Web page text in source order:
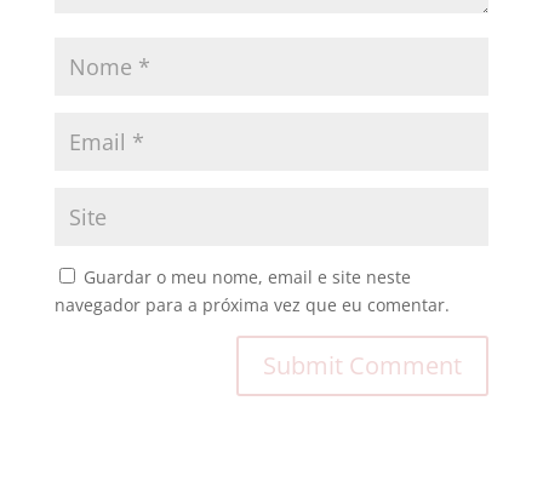
Guardar o meu nome, email e site neste
navegador para a próxima vez que eu comentar.